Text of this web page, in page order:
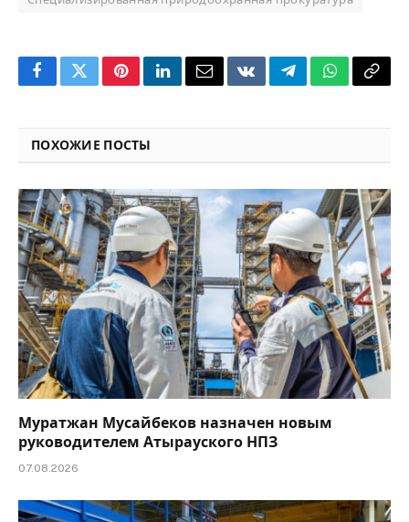
FacebookTwitterPinterestLinkedInEmailVKontakteTelegramWhatsApp
Copy
ПОХОЖИЕ ПОСТЫ
Муратжан Мусайбеков назначен новым
руководителем Атырауского НПЗ
07.08.2026